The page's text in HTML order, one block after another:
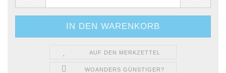
AUF DEN MERKZETTEL
WOANDERS GÜNSTIGER?